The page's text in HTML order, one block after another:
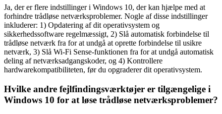
Ja, der er flere indstillinger i Windows 10, der kan hjælpe med at
forhindre trådløse netværksproblemer. Nogle af disse indstillinger
inkluderer: 1) Opdatering af dit operativsystem og
sikkerhedssoftware regelmæssigt, 2) Slå automatisk forbindelse til
trådløse netværk fra for at undgå at oprette forbindelse til usikre
netværk, 3) Slå Wi-Fi Sense-funktionen fra for at undgå automatisk
deling af netværksadgangskoder, og 4) Kontrollere
hardwarekompatibiliteten, før du opgraderer dit operativsystem.
Hvilke andre fejlfindingsværktøjer er tilgængelige i
Windows 10 for at løse trådløse netværksproblemer?